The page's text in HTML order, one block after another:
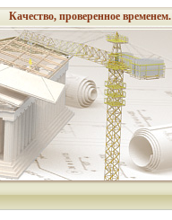
Качество, проверенное временем.